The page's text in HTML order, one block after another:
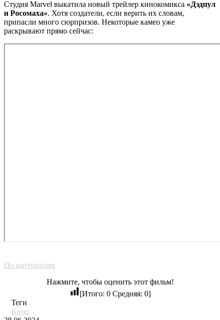
Студия Marvel выкатила новый трейлер кинокомикса «Дэдпул
и Росомаха». Хотя создатели, если верить их словам,
припасли много сюрпризов. Некоторые камео уже
раскрывают прямо сейчас:
По материалам
Нажмите, чтобы оценить этот фильм!
[Итого: 0Средняя: 0]
Теги
Кино